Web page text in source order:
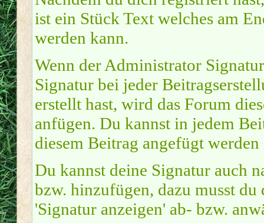
ist ein Stück Text welches am
werden kann.
Wenn der Administrator
Signatur bei jeder
erstellt hast, wird das Forum
anfügen. Du kannst in jedem
diesem Beitrag angefügt
Du kannst deine Signatur auch
bzw. hinzufügen, dazu musst
'Signatur anzeigen' ab- bzw.